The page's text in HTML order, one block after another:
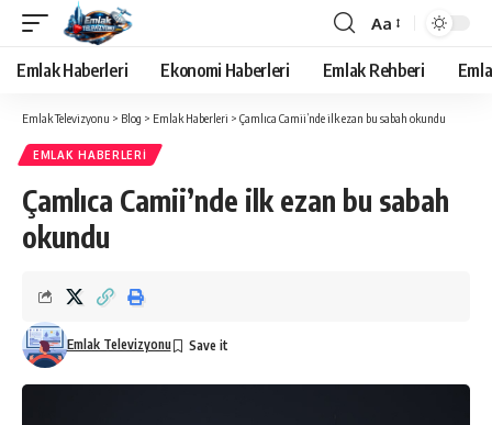
Yazı
Tipi
Boyutlandırıcı
Aa
Emlak Haberleri Ekonomi Haberleri Emlak Rehberi
Emlak Televizyonu > Blog > Emlak Haberleri > Çamlıca Camii’nde ilk ezan bu sabah okundu
EMLAK HABERLERI
Çamlıca Camii’nde ilk ezan bu sabah
okundu
Emlak Televizyonu